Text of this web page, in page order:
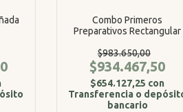
Combo Primeros
Preparativos Rectangular
$983.650,00
$934.467,50
$654.127,25 con
Transferencia o
bancario